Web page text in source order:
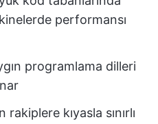
performansı
programlama dilleri
kıyasla sınırlı